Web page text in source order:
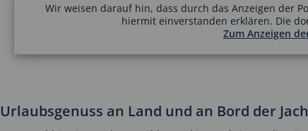
Wir weisen darauf hin, dass durch das Anzeigen der
hiermit einverstanden erklären. Die
Zum Anzeigen
Urlaubsgenuss an Land und an Bord der